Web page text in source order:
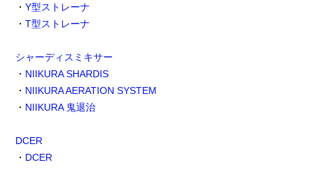
・Y型ストレーナ
・T型ストレーナ
シャーディスミキサー
・ NIIKURA SHARDIS
・ NIIKURA AERATION SYSTEM
・ NIIKURA 鬼退治
DCER
・ DCER